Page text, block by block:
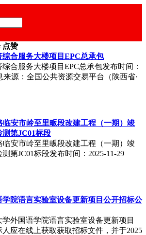
点赞
合服务大楼项目EPC总承包
合服务大楼项目EPC总承包发布时间：
来源：全国公共资源交易平台（陕西省·
临安市岭至里畈段改建工程（一期）竣
测第JC01标段
临安市岭至里畈段改建工程（一期）竣
测第JC01标段发布时间：2025-11-29
院语言实验室设备更新项目公开招标公
外国语学院语言实验室设备更新项目
应在线上获取获取招标文件，并于2025